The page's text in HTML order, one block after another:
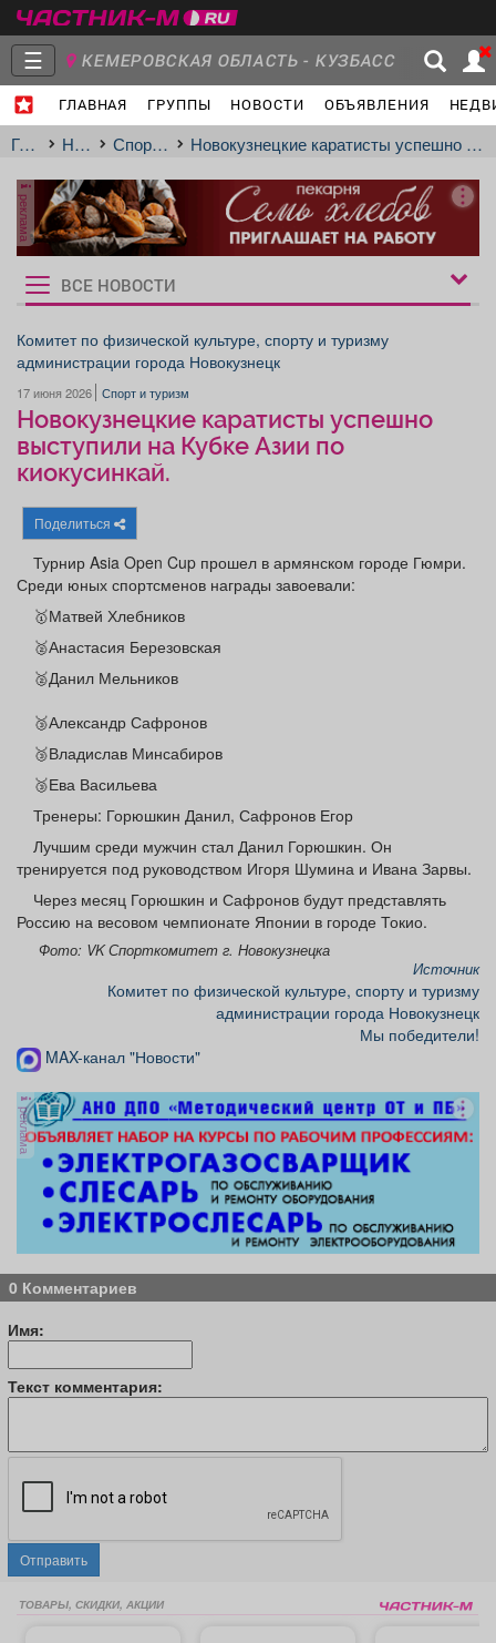
☰ КЕМЕРОВСКАЯ ОБЛАСТЬ - КУЗБАСС
ГЛАВНАЯ ГРУППЫ НОВОСТИ ОБЪЯВЛЕНИЯ
Главная
Группы
Объявления Недвижимость Услуги
Афиша
ТВ программа Я - пенсионер
ГлавнаяНовостиСпорт и туризм Новокузнецкие каратисты успешно выступили на Кубке Азии по киокусинкай.
реклама
Рукбрики
новостей
ВСЕ НОВОСТИ
Комитет по физической культуре, спорту и туризму
администрации города Новокузнецк
17 июня 2026 Спорт и туризм
Новокузнецкие каратисты успешно
выступили на Кубке Азии по
киокусинкай.
Поделиться
Турнир Asia Open Cup прошел в армянском городе Гюмри.
Среди юных спортсменов награды завоевали:
🥇Матвей Хлебников
🥈Анастасия Березовская
🥈Данил Мельников
🥉Александр Сафронов
🥉Владислав Минсабиров
🥉Ева Васильева
Тренеры: Горюшкин Данил, Сафронов Егор
Лучшим среди мужчин стал Данил Горюшкин. Он
тренируется под руководством Игоря Шумина и Ивана Зарвы.
Через месяц Горюшкин и Сафронов будут представлять
Россию на весовом чемпионате Японии в городе Токио.
Фото: VK Спорткомитет г. Новокузнецка
Источник
Комитет по физической культуре, спорту и туризму
администрации города Новокузнецк
Мы победители!
MAX-канал "Новости"
реклама
0 Комментариев
Имя:
Текст комментария:
Отправить
ТОВАРЫ, СКИДКИ, АКЦИИ